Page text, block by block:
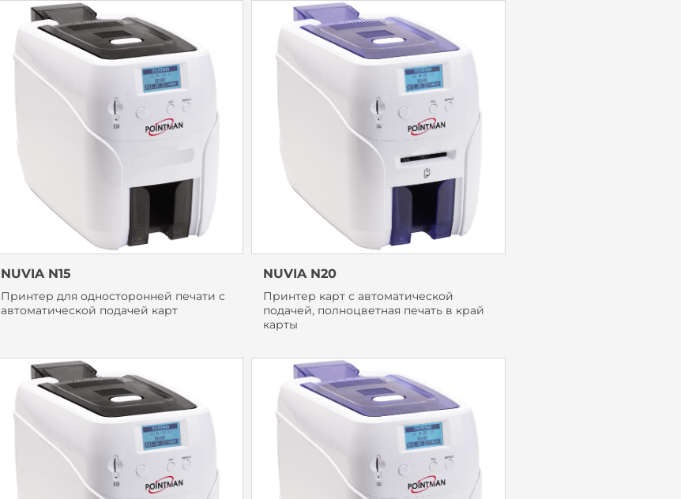
NUVIA N15
Принтер для односторонней печати с
автоматической подачей карт
NUVIA N20
Принтер карт с автоматической
подачей, полноцветная печать в край
карты